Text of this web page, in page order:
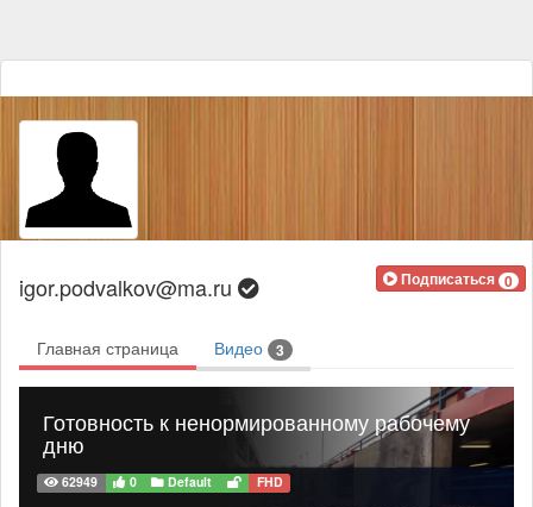
igor.podvalkov@ma.ru Подписаться 0
Главная страница Видео 3
Готовность к ненормированному рабочему
дню
62949 0 Default FHD